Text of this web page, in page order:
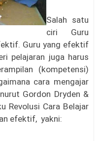
Salah satu
ciri Guru
Guru yang efektif
pelajaran juga harus
(kompetensi)
cara mengajar
Gordon Dryden &
Revolusi Cara Belajar
efektif, yakni: